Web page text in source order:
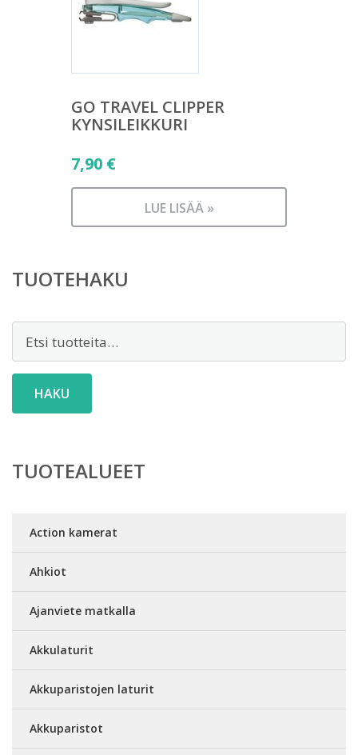
GO TRAVEL CLIPPER
KYNSILEIKKURI
7,90 €
LUE LISÄÄ »
TUOTEHAKU
HAKU
TUOTEALUEET
Action kamerat
Ahkiot
Ajanviete matkalla
Akkulaturit
Akkuparistojen laturit
Akkuparistot